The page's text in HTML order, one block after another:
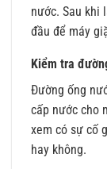
nước. Sau khi
đầu để máy
Kiểm tra
Đường ống
cấp nước cho
xem có sự cố
hay không.